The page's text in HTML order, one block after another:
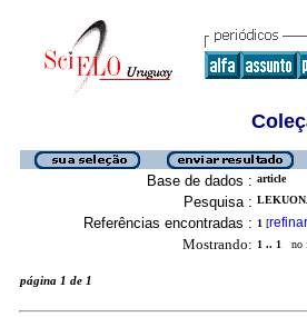
Base de dados : article
Pesquisa :
Referências encontradas : 1 [refinar
Mostrando: 1 .. 1 no
página 1 de 1